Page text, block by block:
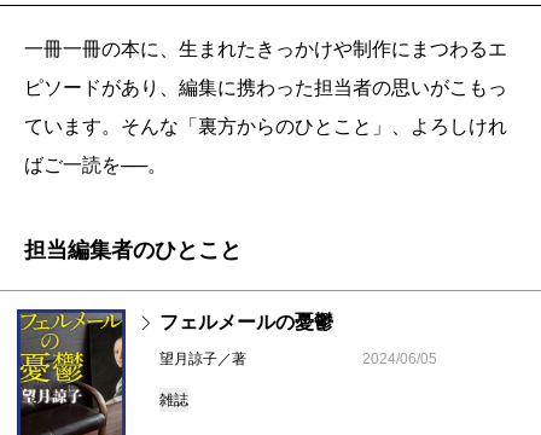
一冊一冊の本に、生まれたきっかけや制作にまつわるエ
ピソードがあり、編集に携わった担当者の思いがこもっ
ています。そんな「裏方からのひとこと」、よろしけれ
ばご一読を──。
担当編集者のひとこと
フェルメールの憂鬱
望月諒子／著 2024/06/05
雑誌